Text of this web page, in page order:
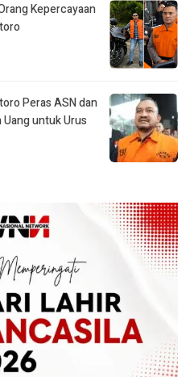
Kepercayaan
Peras ASN dan
Uang untuk Urus